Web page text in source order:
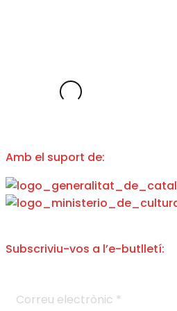
Amb el suport de:
Subscriviu-vos a l’e-butlletí: